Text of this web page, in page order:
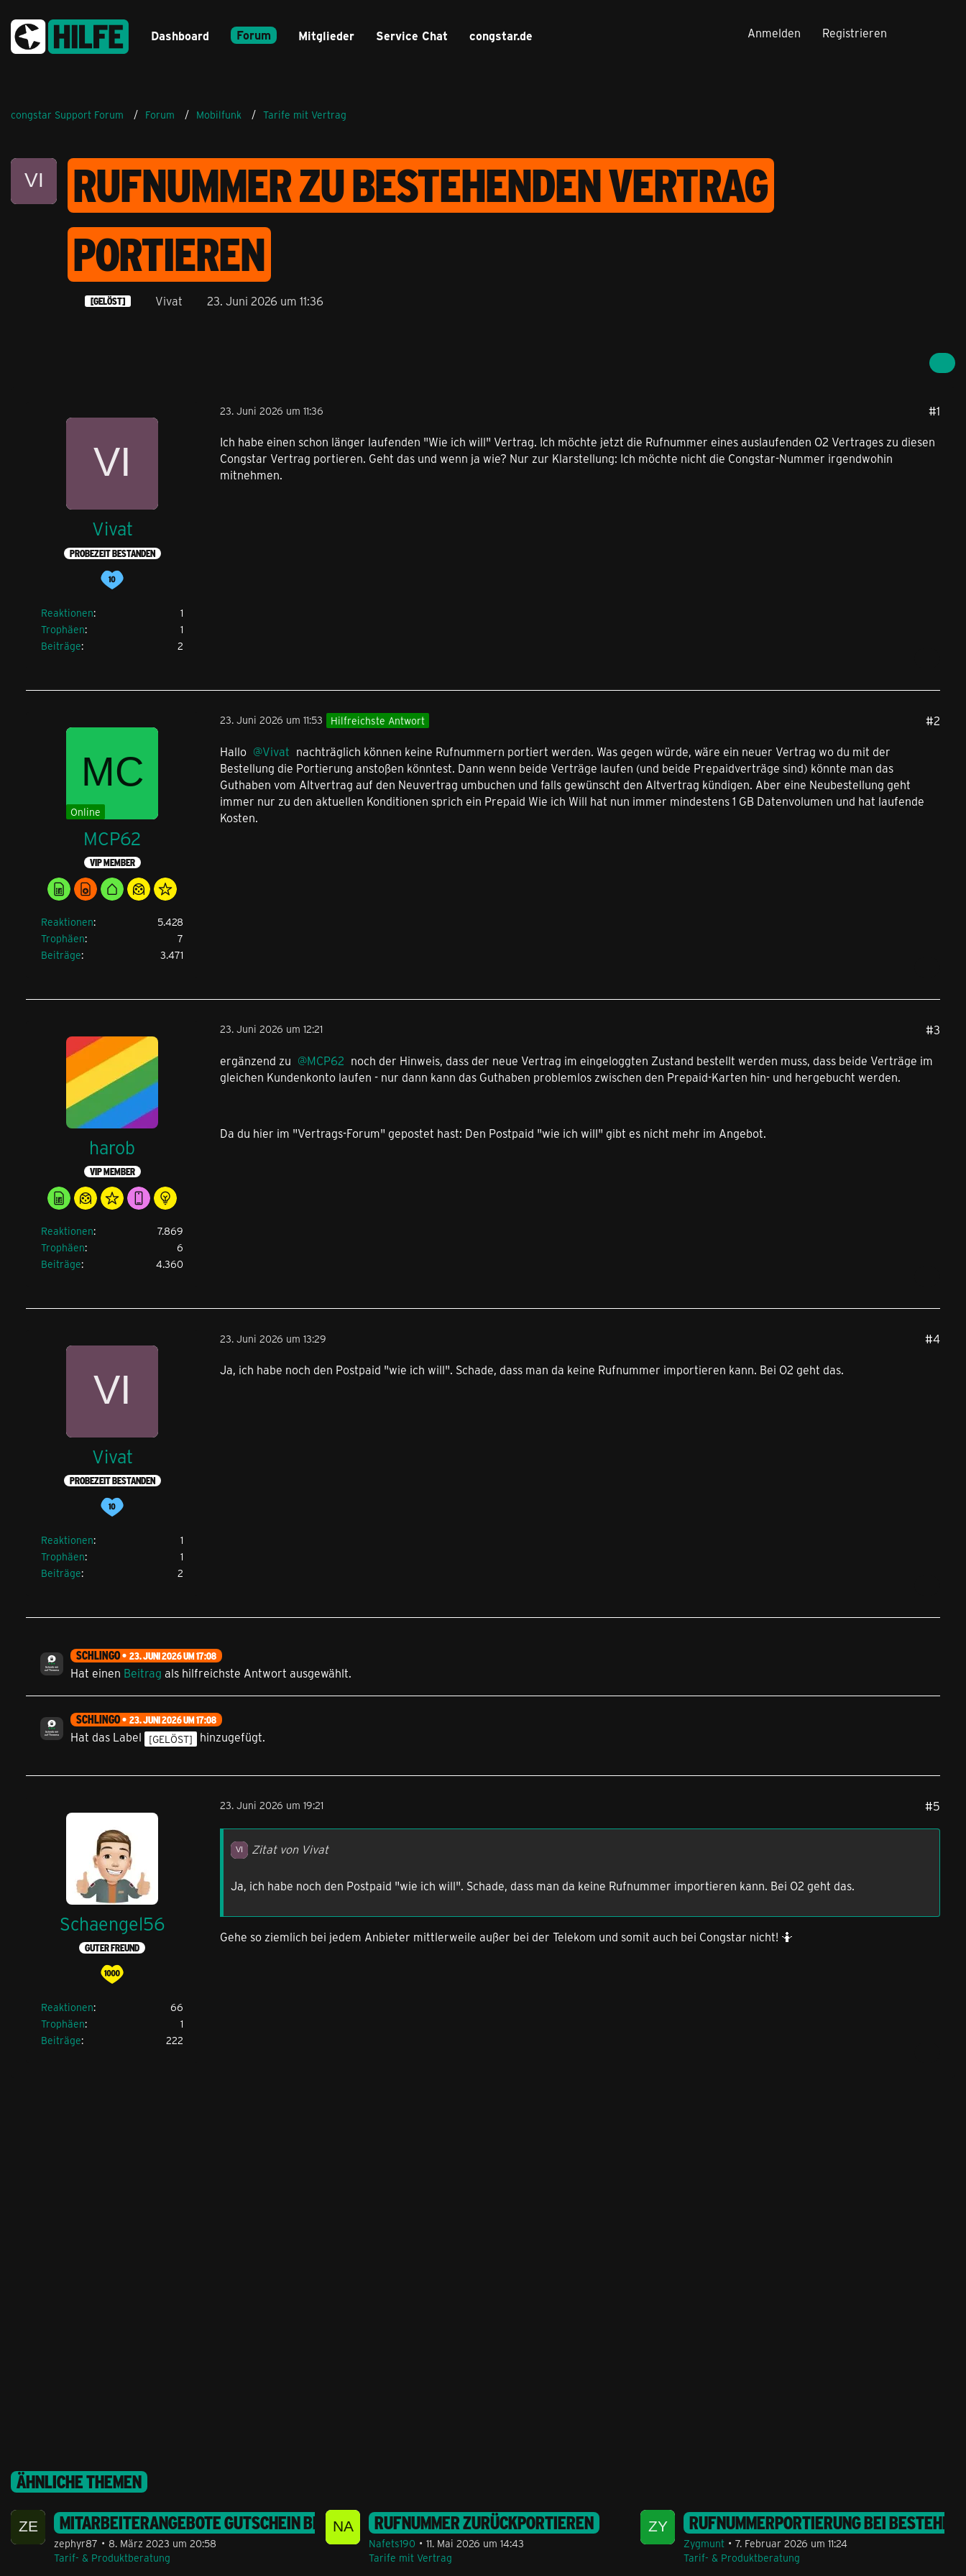
Dashboard Forum Mitglieder Service Chat congstar.de Anmelden Registrieren
congstar Support Forum Forum Mobilfunk Tarife mit Vertrag
RUFNUMMER ZU BESTEHENDEN VERTRAG
PORTIEREN
[GELÖST] Vivat 23. Juni 2026 um 11:36
Vivat
PROBEZEIT BESTANDEN
Reaktionen
1
Trophäen
1
Beiträge
2
23. Juni 2026 um 11:36 #1
Ich habe einen schon länger laufenden "Wie ich will" Vertrag. Ich möchte jetzt die Rufnummer eines auslaufenden O2 Vertrages zu diesen
Congstar Vertrag portieren. Geht das und wenn ja wie? Nur zur Klarstellung: Ich möchte nicht die Congstar-Nummer irgendwohin
mitnehmen.
Online
MCP62
VIP MEMBER
Reaktionen
5.428
Trophäen
7
Beiträge
3.471
23. Juni 2026 um 11:53 Hilfreichste Antwort #2
Hallo Vivat nachträglich können keine Rufnummern portiert werden. Was gegen würde, wäre ein neuer Vertrag wo du mit der
Bestellung die Portierung anstoßen könntest. Dann wenn beide Verträge laufen (und beide Prepaidverträge sind) könnte man das
Guthaben vom Altvertrag auf den Neuvertrag umbuchen und falls gewünscht den Altvertrag kündigen. Aber eine Neubestellung geht
immer nur zu den aktuellen Konditionen sprich ein Prepaid Wie ich Will hat nun immer mindestens 1 GB Datenvolumen und hat laufende
Kosten.
harob
VIP MEMBER
Reaktionen
7.869
Trophäen
6
Beiträge
4.360
23. Juni 2026 um 12:21 #3
ergänzend zu MCP62 noch der Hinweis, dass der neue Vertrag im eingeloggten Zustand bestellt werden muss, dass beide Verträge im
gleichen Kundenkonto laufen - nur dann kann das Guthaben problemlos zwischen den Prepaid-Karten hin- und hergebucht werden.
Da du hier im "Vertrags-Forum" gepostet hast: Den Postpaid "wie ich will" gibt es nicht mehr im Angebot.
Vivat
PROBEZEIT BESTANDEN
Reaktionen
1
Trophäen
1
Beiträge
2
23. Juni 2026 um 13:29 #4
Ja, ich habe noch den Postpaid "wie ich will". Schade, dass man da keine Rufnummer importieren kann. Bei O2 geht das.
SCHLINGO 23. JUNI 2026 UM 17:08
Hat einen Beitrag als hilfreichste Antwort ausgewählt.
SCHLINGO 23. JUNI 2026 UM 17:08
Hat das Label [GELÖST] hinzugefügt.
Schaengel56
GUTER FREUND
Reaktionen
66
Trophäen
1
Beiträge
222
23. Juni 2026 um 19:21 #5
Zitat von Vivat
Ja, ich habe noch den Postpaid "wie ich will". Schade, dass man da keine Rufnummer importieren kann. Bei O2 geht das.
Gehe so ziemlich bei jedem Anbieter mittlerweile außer bei der Telekom und somit auch bei Congstar nicht! 🤷
ÄHNLICHE THEMEN
MITARBEITERANGEBOTE GUTSCHEIN BEI TARIFWECHSEL
zephyr87
8. März 2023 um 20:58
Tarif- & Produktberatung
RUFNUMMER ZURÜCKPORTIEREN
Nafets190
11. Mai 2026 um 14:43
Tarife mit Vertrag
RUFNUMMERPORTIERUNG BEI
Zygmunt
7. Februar 2026 um 11:24
Tarif- & Produktberatung